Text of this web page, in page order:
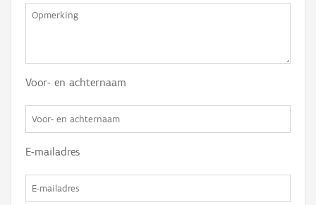
Voor- en achternaam
E-mailadres